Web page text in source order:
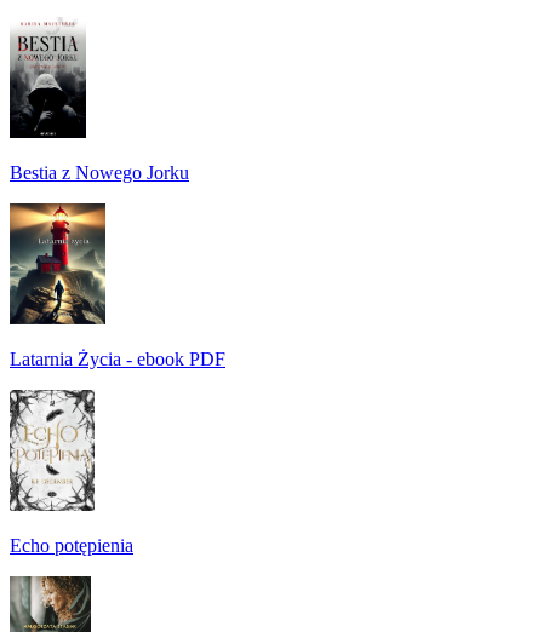
Bestia z Nowego Jorku
Latarnia Życia - ebook PDF
Echo potępienia